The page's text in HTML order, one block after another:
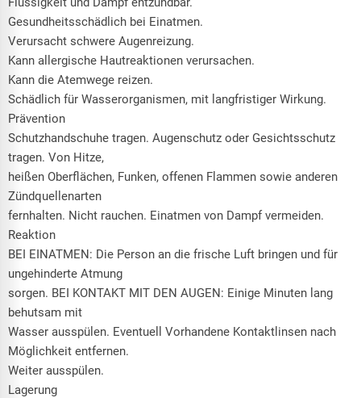
Gesundheitsschädlich bei Einatmen.
Verursacht schwere Augenreizung.
Kann allergische Hautreaktionen verursachen.
Kann die Atemwege reizen.
Schädlich für Wasserorganismen, mit langfristiger Wirkung.
Prävention
Schutzhandschuhe tragen. Augenschutz oder Gesichtsschutz
tragen. Von Hitze,
heißen Oberflächen, Funken, offenen Flammen sowie anderen
Zündquellenarten
fernhalten. Nicht rauchen. Einatmen von Dampf vermeiden.
Reaktion
BEI EINATMEN: Die Person an die frische Luft bringen und für
ungehinderte Atmung
sorgen. BEI KONTAKT MIT DEN AUGEN: Einige Minuten lang
behutsam mit
Wasser ausspülen. Eventuell Vorhandene Kontaktlinsen nach
Möglichkeit entfernen.
Weiter ausspülen.
Lagerung